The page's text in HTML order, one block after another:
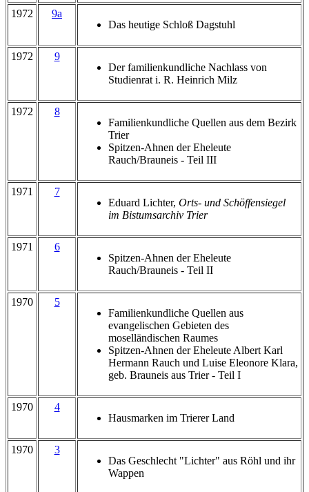
1972
9a
Das heutige Schloß Dagstuhl
1972
9
Der familienkundliche Nachlass von
Studienrat i. R. Heinrich Milz
1972
8
Familienkundliche Quellen aus dem Bezirk
Trier
Spitzen-Ahnen der Eheleute
Rauch/Brauneis - Teil III
1971
7
Eduard Lichter, Orts- und Schöffensiegel
im Bistumsarchiv Trier
1971
6
Spitzen-Ahnen der Eheleute
Rauch/Brauneis - Teil II
1970
5
Familienkundliche Quellen aus
evangelischen Gebieten des
moselländischen Raumes
Spitzen-Ahnen der Eheleute Albert Karl
Hermann Rauch und Luise Eleonore Klara,
geb. Brauneis aus Trier - Teil I
1970
4
Hausmarken im Trierer Land
1970
3
Das Geschlecht "Lichter" aus Röhl und ihr
Wappen